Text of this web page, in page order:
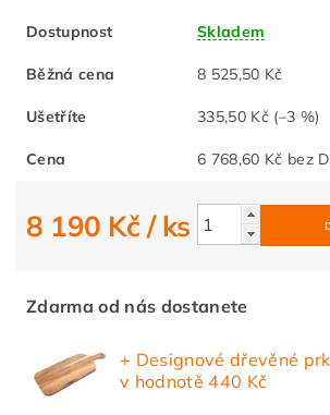
Dostupnost Skladem
Běžná cena 8 525,50 Kč
Ušetříte 335,50 Kč (–3 %)
Cena 6 768,60 Kč
8 190 Kč/ ks
Zdarma od nás dostanete
+ Designové dřevěné
v hodnotě 440 Kč